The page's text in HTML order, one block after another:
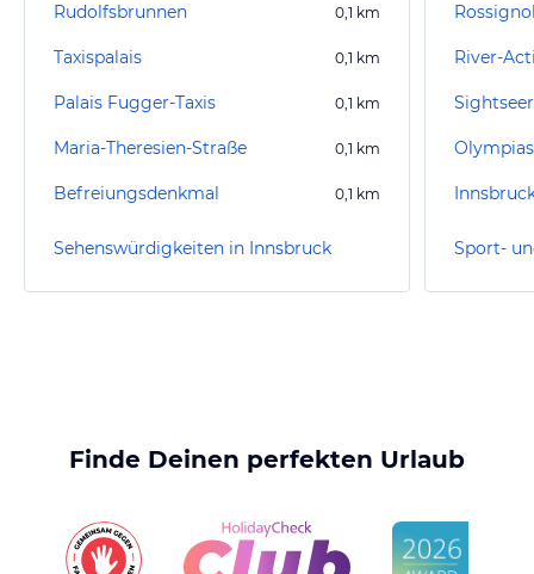
Rudolfsbrunnen 0,1 km
Taxispalais 0,1 km
Palais Fugger-Taxis 0,1 km
Maria-Theresien-Straße 0,1 km
Befreiungsdenkmal 0,1 km
Sehenswürdigkeiten in Innsbruck
River-
Sightseer
Finde Deinen perfekten Urlaub